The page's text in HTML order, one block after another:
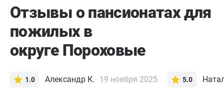
Отзывы о пансионатах для
пожилых в
округе Пороховые
1.0 Александр К. 19 ноября 2025 5.0